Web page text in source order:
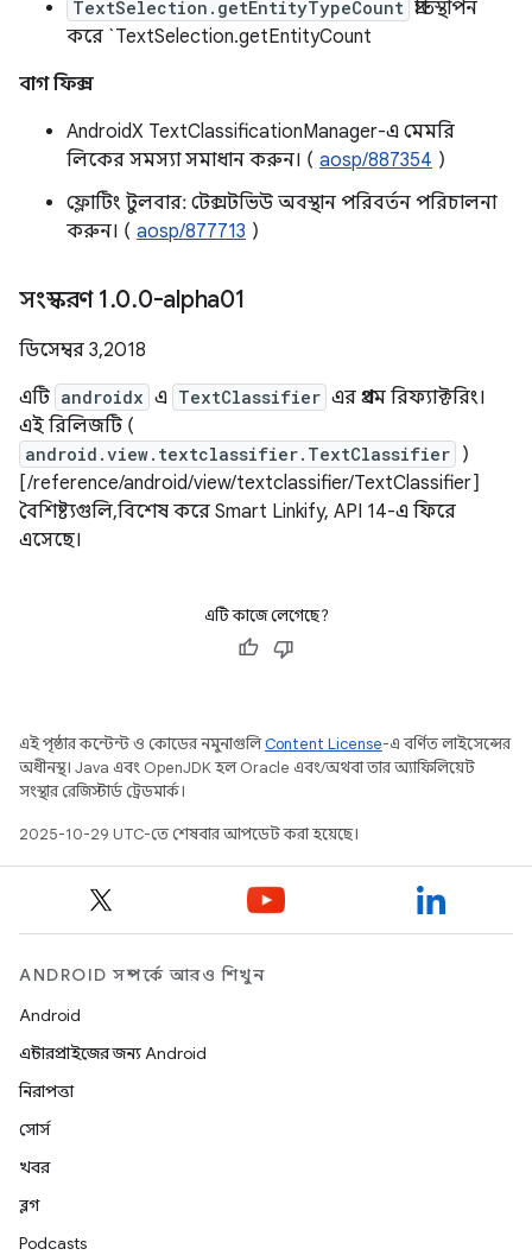
TextSelection.getEntityTypeCount প্রতিস্থাপন
করে `TextSelection.getEntityCount
বাগ ফিক্স
AndroidX TextClassificationManager-এ মেমরি
লিকের সমস্যা সমাধান করুন। ( aosp/887354 )
ফ্লোটিং টুলবার: টেক্সটভিউ অবস্থান পরিবর্তন পরিচালনা
করুন। ( aosp/877713 )
সংস্করণ 1.0.0-alpha01
ডিসেম্বর 3, 2018
এটি androidx এ TextClassifier এর প্রথম রিফ্যাক্টরিং।
এই রিলিজটি (
android.view.textclassifier.TextClassifier )
[/reference/android/view/textclassifier/TextClassifier]
বৈশিষ্ট্যগুলি, বিশেষ করে Smart Linkify, API 14-এ ফিরে
এসেছে।
এটি কাজে লেগেছে?
এই পৃষ্ঠার কন্টেন্ট ও কোডের নমুনাগুলিContent License-এ বর্ণিত লাইসেন্সের
অধীনস্থ। Java এবং OpenJDK হল Oracle এবং/অথবা তার অ্যাফিলিয়েট
সংস্থার রেজিস্টার্ড ট্রেডমার্ক।
2025-10-29 UTC-তে শেষবার আপডেট করা হয়েছে।
ANDROID সম্পর্কে আরও শিখুন
Android
এন্টারপ্রাইজের জন্য Android
নিরাপত্তা
সোর্স
খবর
ব্লগ
Podcasts